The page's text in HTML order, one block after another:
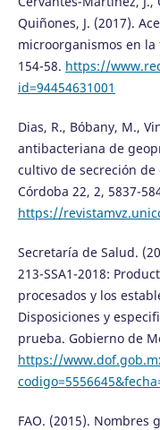
Quiñones, J. (2017).
microorganismos en la
154-58. https://
id=94454631001
Dias, R., Bóbany, M.,
antibacteriana de
cultivo de secreción
Córdoba 22, 2, 5837-
https://
Secretaría de Salud.
213-SSA1-2018:
procesados y los
Disposiciones y
prueba. Gobierno de
https://
FAO. (2015). Nombres